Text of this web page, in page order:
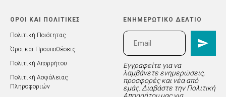
ΟΡΟΙ ΚΑΙ ΠΟΛΙΤΙΚΕΣ
Πολιτική Ποιότητας
Όροι και Προϋποθέσεις
Πολιτική Απορρήτου
Πολιτική Ασφάλειας
Πληροφοριών
ΕΝΗΜΕΡΩΤΙΚΟ ΔΕΛΤΙΟ
Εγγραφείτε για να
λαμβάνετε ενημερώσεις,
προσφορές και νέα από
εμάς. Διαβάστε την Πολιτική
Απορρήτου μας για